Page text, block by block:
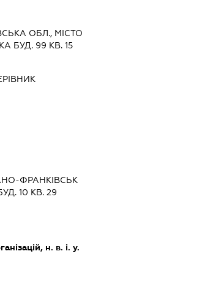
ОБЛ., МІСТО
БУД. 99 КВ. 15
ФРАНКІВСЬК
10 КВ. 29
н. в. і. у.